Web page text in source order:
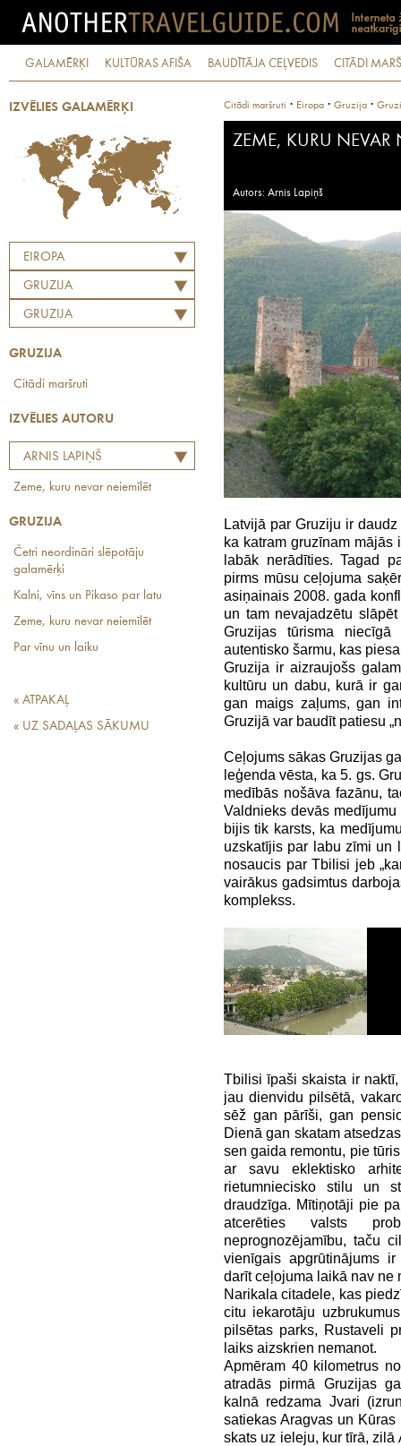
GALAMĒRĶI KULTŪRAS AFIŠA BAUDĪTĀJA CEĻVEDIS CITĀDI
IZVĒLIES GALAMĒRĶI
EIROPA
GRUZIJA
GRUZIJA
GRUZIJA
Citādi maršruti
IZVĒLIES AUTORU
ARNIS LAPIŅŠ
Zeme, kuru nevar neiemīlēt
GRUZIJA
Četri neordināri slēpotāju
galamērķi
Kalni, vīns un Pikaso par latu
Zeme, kuru nevar neiemīlēt
Par vīnu un laiku
« ATPAKAĻ
« UZ SADAĻAS SĀKUMU
Citādi maršruti · Eiropa · Gruzija ·
ZEME, KURU NEVAR
Autors: Arnis Lapiņš
Latvijā par Gruziju ir
ka katram gruzīnam mājās
labāk nerādīties. Tagad
pirms mūsu ceļojuma
asiņainais 2008. gada
un tam nevajadzētu
Gruzijas tūrisma niecīgā
autentisko šarmu, kas
Gruzija ir aizraujošs
kultūru un dabu, kurā ir
gan maigs zaļums, gan
Gruzijā var baudīt patiesu
Ceļojums sākas Gruzijas
leģenda vēsta, ka 5. gs.
medībās nošāva fazānu,
Valdnieks devās
bijis tik karsts, ka
uzskatījis par labu zīmi un
nosaucis par Tbilisi jeb
vairākus gadsimtus
komplekss.
Tbilisi īpaši skaista ir
jau dienvidu pilsētā,
sēž gan pārīši, gan
Dienā gan skatam
sen gaida remontu, pie
ar savu eklektisko
rietumniecisko stilu un
draudzīga. Mītiņotāji pie
atcerēties valsts
neprognozējamību, taču
vienīgais apgrūtinājums
darīt ceļojuma laikā nav ne
Narikala citadele, kas
citu iekarotāju
pilsētas parks, Rustaveli
laiks aizskrien nemanot.
Apmēram 40 kilometrus
atradās pirmā Gruzijas
kalnā redzama Jvari
satiekas Aragvas un
skats uz ieleju, kur tīrā,